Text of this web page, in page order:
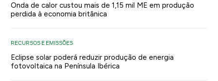
Onda de calor custou mais de 1,15 mil ME em produção
perdida à economia britânica
RECURSOS E EMISSÕES
Eclipse solar poderá reduzir produção de energia
fotovoltaica na Península Ibérica